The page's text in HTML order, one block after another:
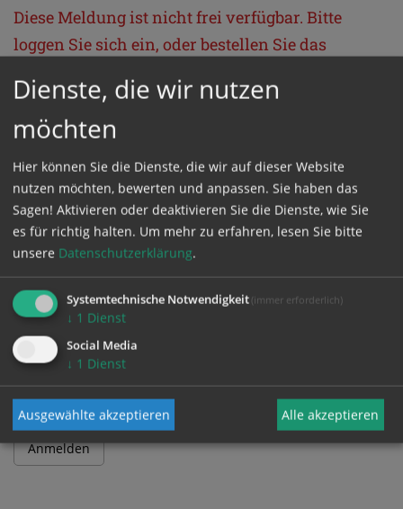
Diese Meldung ist nicht frei verfügbar. Bitte
loggen Sie sich ein, oder bestellen Sie das
GESCHÜTZTER BEREICH
Bitte melden Sie sich mit Ihrem Benutzernamen
und Passwort an.
Benutzername
Passwort
Dienste, die wir nutzen
möchten
Hier können Sie die Dienste, die wir auf dieser Website
nutzen möchten, bewerten und anpassen. Sie haben das
Sagen! Aktivieren oder deaktivieren Sie die Dienste, wie Sie
es für richtig halten. Um mehr zu erfahren, lesen Sie bitte
unsere Datenschutzerklärung.
Systemtechnische Notwendigkeit (immer erforderlich)
↓ 1 Dienst
Social Media
↓ 1 Dienst
Ausgewählte akzeptieren Alle akzeptieren